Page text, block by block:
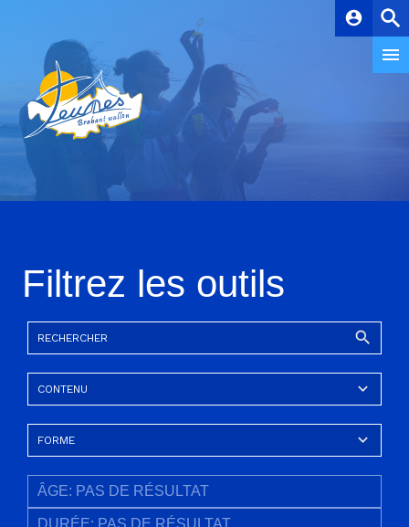
account_circle
Filtrez les outils